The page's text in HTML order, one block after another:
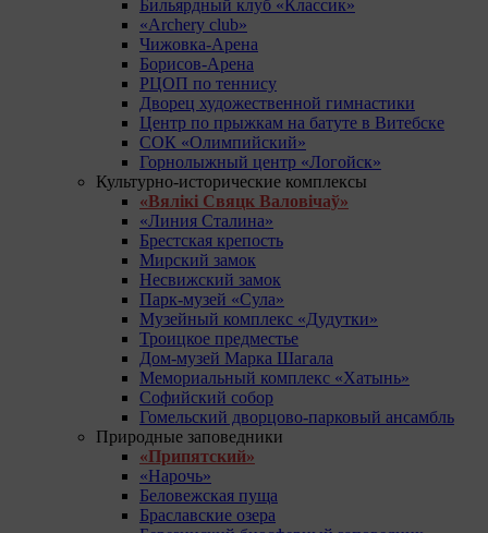
Бильярдный клуб «Классик»
«Archery club»
Чижовка-Арена
Борисов-Арена
РЦОП по теннису
Дворец художественной гимнастики
Центр по прыжкам на батуте в Витебске
СОК «Олимпийский»
Горнолыжный центр «Логойск»
Культурно-исторические комплексы
«Вялікі Свяцк Валовічаў»
«Линия Сталина»
Брестская крепость
Мирский замок
Несвижский замок
Парк-музей «Сула»
Музейный комплекс «Дудутки»
Троицкое предместье
Дом-музей Марка Шагала
Мемориальный комплекс «Хатынь»
Софийский собор
Гомельский дворцово-парковый ансамбль
Природные заповедники
«Припятский»
«Нарочь»
Беловежская пуща
Браславские озера